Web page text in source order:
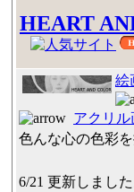
HEART
絵
アクリル
色んな心の色彩
6/21 更新しました